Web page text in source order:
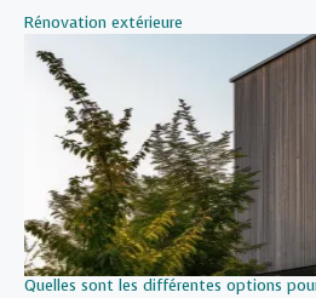
Par rapport à
Rénovation extérieure
Quelles sont les différentes options